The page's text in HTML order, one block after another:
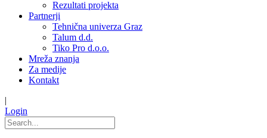
Rezultati projekta
Partnerji
Tehnična univerza Graz
Talum d.d.
Tiko Pro d.o.o.
Mreža znanja
Za medije
Kontakt
|
Login